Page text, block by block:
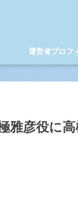
運営者プロフ
雅彦役に